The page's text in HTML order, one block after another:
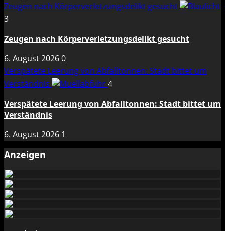
Zeugen nach Körperverletzungsdelikt gesucht
3
Zeugen nach Körperverletzungsdelikt gesucht
6. August 20260
Verspätete Leerung von Abfalltonnen: Stadt bittet um
Verständnis
4
Verspätete Leerung von Abfalltonnen: Stadt bittet um
Verständnis
6. August 2026 1
Anzeigen